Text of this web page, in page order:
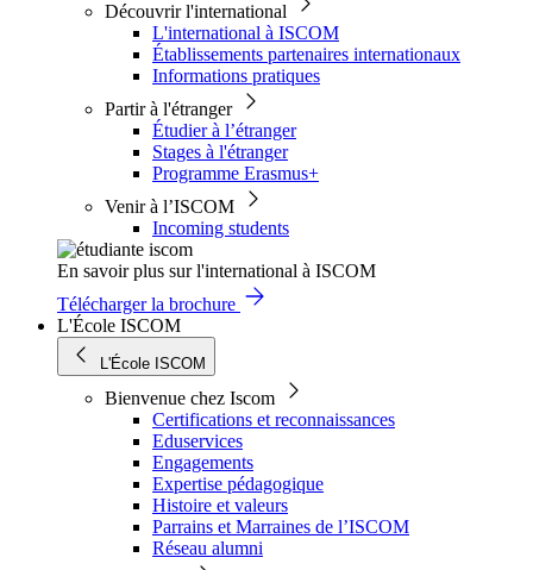
Découvrir l'international
L'international à ISCOM
Établissements partenaires internationaux
Informations pratiques
Partir à l'étranger
Étudier à l’étranger
Stages à l'étranger
Programme Erasmus+
Venir à l’ISCOM
Incoming students
En savoir plus sur l'international à ISCOM
Télécharger la brochure
L'École ISCOM
L'École ISCOM
Bienvenue chez Iscom
Certifications et reconnaissances
Eduservices
Engagements
Expertise pédagogique
Histoire et valeurs
Parrains et Marraines de l’ISCOM
Réseau alumni